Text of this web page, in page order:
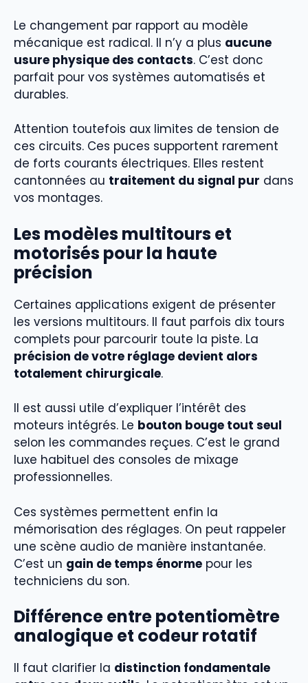
Le changement par rapport au modèle
mécanique est radical. Il n’y a plus aucune
usure physique des contacts. C’est donc
parfait pour vos systèmes automatisés et
durables.
Attention toutefois aux limites de tension de
ces circuits. Ces puces supportent rarement
de forts courants électriques. Elles restent
cantonnées au traitement du signal pur dans
vos montages.
Les modèles multitours et
motorisés pour la haute
précision
Certaines applications exigent de présenter
les versions multitours. Il faut parfois dix tours
complets pour parcourir toute la piste. La
précision de votre réglage devient alors
totalement chirurgicale.
Il est aussi utile d’expliquer l’intérêt des
moteurs intégrés. Le bouton bouge tout seul
selon les commandes reçues. C’est le grand
luxe habituel des consoles de mixage
professionnelles.
Ces systèmes permettent enfin la
mémorisation des réglages. On peut rappeler
une scène audio de manière instantanée.
C’est un gain de temps énorme pour les
techniciens du son.
Différence entre potentiomètre
analogique et codeur rotatif
Il faut clarifier la distinction fondamentale